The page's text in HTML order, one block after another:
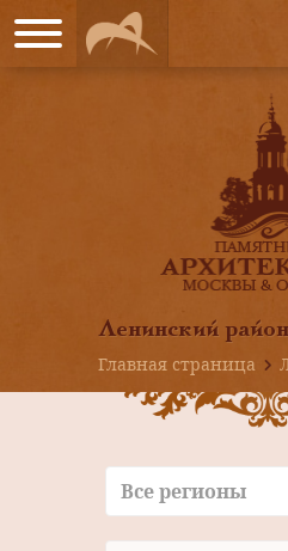
Ленинский район
Главная страница
Все регионы